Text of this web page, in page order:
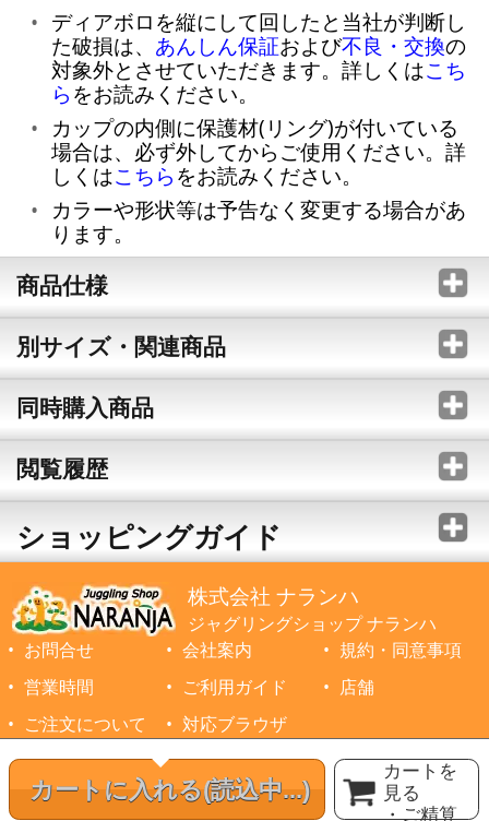
カートに入れる(読込中...)
カートを
見る
・ご精算
ディアボロを縦にして回したと当社が判断し
た破損は、 あんしん保証および不良・交換の
対象外とさせていただきます。詳しくはこち
ら をお読みください。
カップの内側に保護材(リング)が付いている
場合は、必ず外してからご使用ください。詳
しくはこちら をお読みください。
カラーや形状等は予告なく変更する場合があ
ります。
商品仕様
別サイズ・関連商品
同時購入商品
閲覧履歴
ショッピングガイド
株式会社 ナランハ
ジャグリングショップ ナランハ
お問合せ
会社案内
規約・同意事項
営業時間
ご利用ガイド
店舗
ご注文について
対応ブラウザ
©1999-2026 NARANJA Inc. All Rights Reserved.